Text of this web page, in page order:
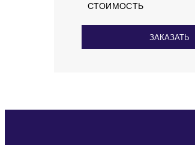
СТОИМОСТЬ
ЗАКАЗАТЬ